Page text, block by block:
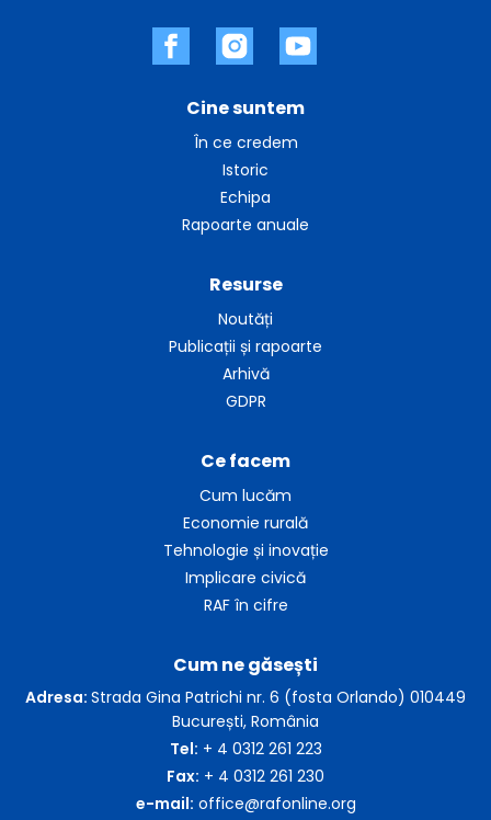
Cine suntem
În ce credem
Istoric
Echipa
Rapoarte anuale
Ce facem
Cum lucăm
Economie rurală
Tehnologie și inovație
Implicare civică
RAF în cifre
Resurse
Noutăți
Publicații și rapoarte
Arhivă
GDPR
Cum ne găsești
Adresa: Strada Gina Patrichi nr. 6 (fosta Orlando) 010449
București, România
Tel: + 4 0312 261 223
Fax: + 4 0312 261 230
e-mail: office@rafonline.org